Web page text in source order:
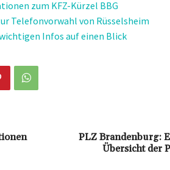
zum KFZ-Kürzel BBG
Telefonvorwahl von Rüsselsheim
Infos auf einen Blick
PLZ Brandenburg:
Übersicht der